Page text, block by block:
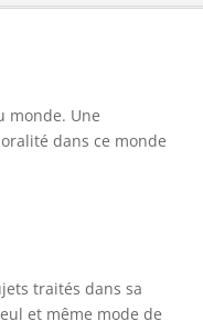
monde. Une
dans ce monde
traités dans sa
et même mode de